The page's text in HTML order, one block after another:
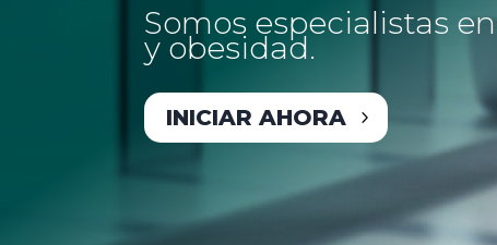
Somos especialistas
y obesidad.
INICIAR AHORA